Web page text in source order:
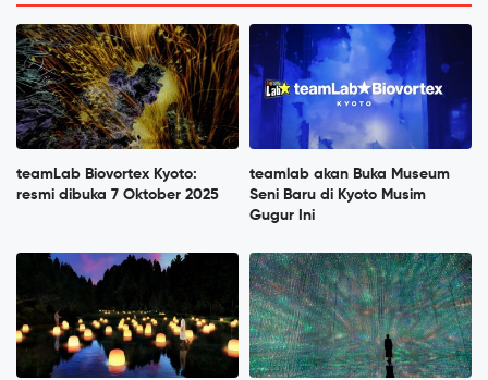
teamLab Biovortex Kyoto:
resmi dibuka 7 Oktober 2025
teamlab akan Buka Museum
Seni Baru di Kyoto Musim
Gugur Ini